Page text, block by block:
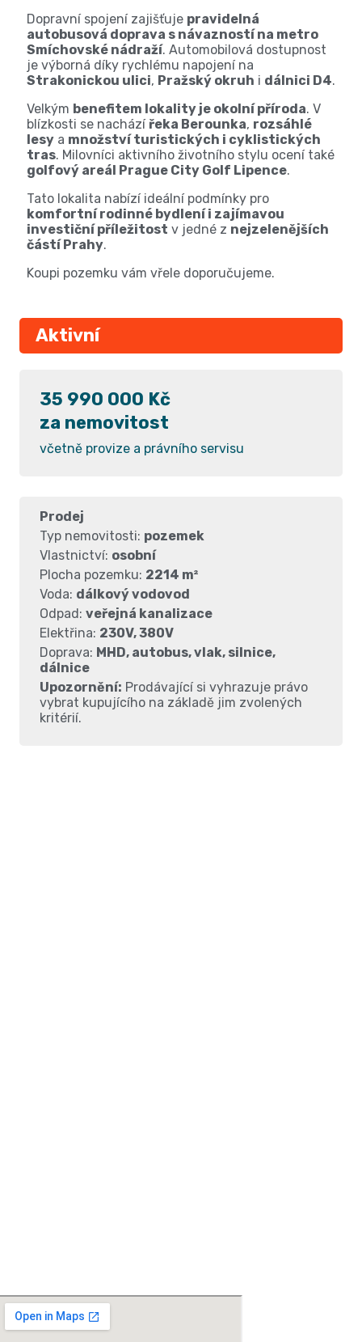
Dopravní spojení zajišťuje pravidelná
autobusová doprava s návazností na metro
Smíchovské nádraží. Automobilová dostupnost
je výborná díky rychlému napojení na
Strakonickou ulici, Pražský okruh i dálnici D4.
Velkým benefitem lokality je okolní příroda. V
blízkosti se nachází řeka Berounka, rozsáhlé
lesy a množství turistických i cyklistických
tras. Milovníci aktivního životního stylu ocení také
golfový areál Prague City Golf Lipence.
Tato lokalita nabízí ideální podmínky pro
komfortní rodinné bydlení i zajímavou
investiční příležitost v jedné z nejzelenějších
částí Prahy.
Koupi pozemku vám vřele doporučujeme.
Aktivní
35 990 000 Kč
za nemovitost
včetně provize a právního servisu
Prodej
Typ nemovitosti: pozemek
Vlastnictví: osobní
Plocha pozemku: 2214 m²
Voda: dálkový vodovod
Odpad: veřejná kanalizace
Elektřina: 230V, 380V
Doprava: MHD, autobus, vlak, silnice,
dálnice
Upozornění: Prodávající si vyhrazuje právo
vybrat kupujícího na základě jim zvolených
kritérií.